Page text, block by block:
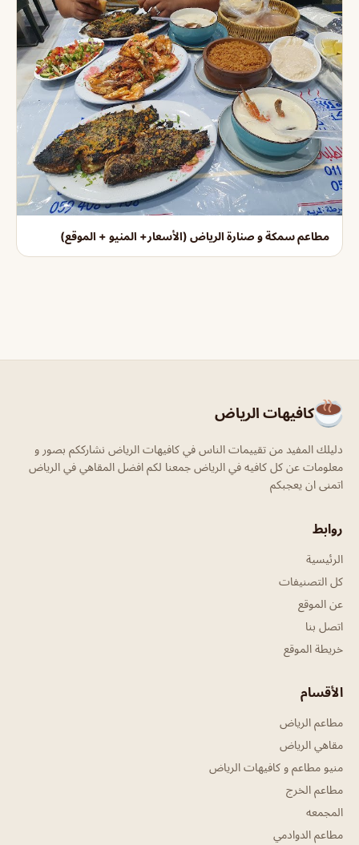
مطاعم سمكة و صنارة الرياض (الأسعار+ المنيو + الموقع)
كافيهات الرياض
دليلك المفيد من تقييمات الناس في كافيهات الرياض نشارككم بصور و
معلومات عن كل كافيه في الرياض جمعنا لكم افضل المقاهي في الرياض
اتمنى ان يعجبكم
روابط
الرئيسية
كل التصنيفات
عن الموقع
اتصل بنا
خريطة الموقع
الأقسام
مطاعم الرياض
مقاهي الرياض
منيو مطاعم و كافيهات الرياض
مطاعم الخرج
المجمعه
مطاعم الدوادمي